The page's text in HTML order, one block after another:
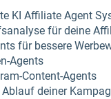
KI Affiliate Agent
für deine
für bessere
Agents
Content-Agents
deiner